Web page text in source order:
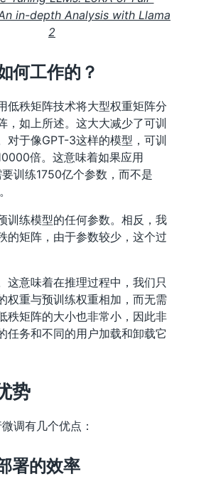
in-depth Analysis with Llama
2
何工作的？
低秩矩阵技术将大型权重矩阵分
，如上所述。这大大减少了可训
对于像GPT-3这样的模型，可训
倍。这意味着如果应用
训练1750亿个参数，而不是
训练模型的任何参数。相反，我
的矩阵，由于参数较少，这个过
这意味着在推理过程中，我们只
权重与预训练权重相加，而无需
秩矩阵的大小也非常小，因此非
任务和不同的用户加载和卸载它
势
调有几个优点：
署的效率